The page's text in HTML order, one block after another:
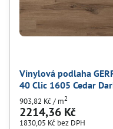
Vinylová podlaha
40 Clic 1605 Cedar
2214,36 Kč
1830,05 Kč bez DPH
903,82 Kč/ m2